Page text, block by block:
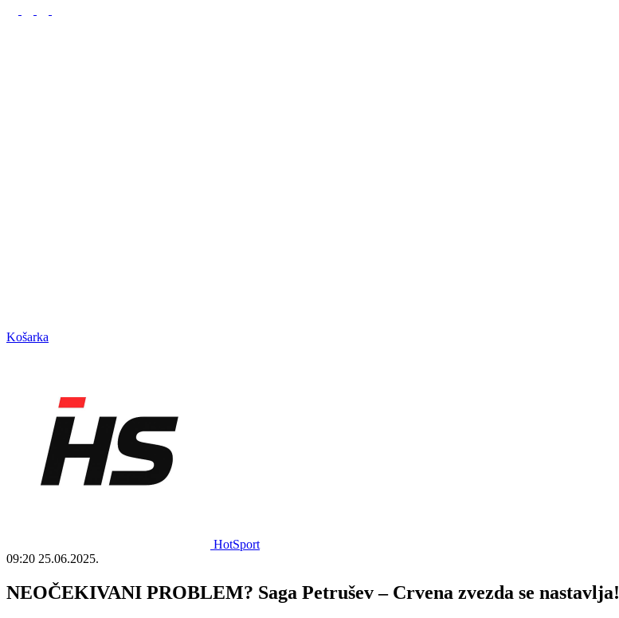
Košarka
HotSport
09:20 25.06.2025.
NEOČEKIVANI PROBLEM? Saga Petrušev – Crvena zvezda se nastavlja!